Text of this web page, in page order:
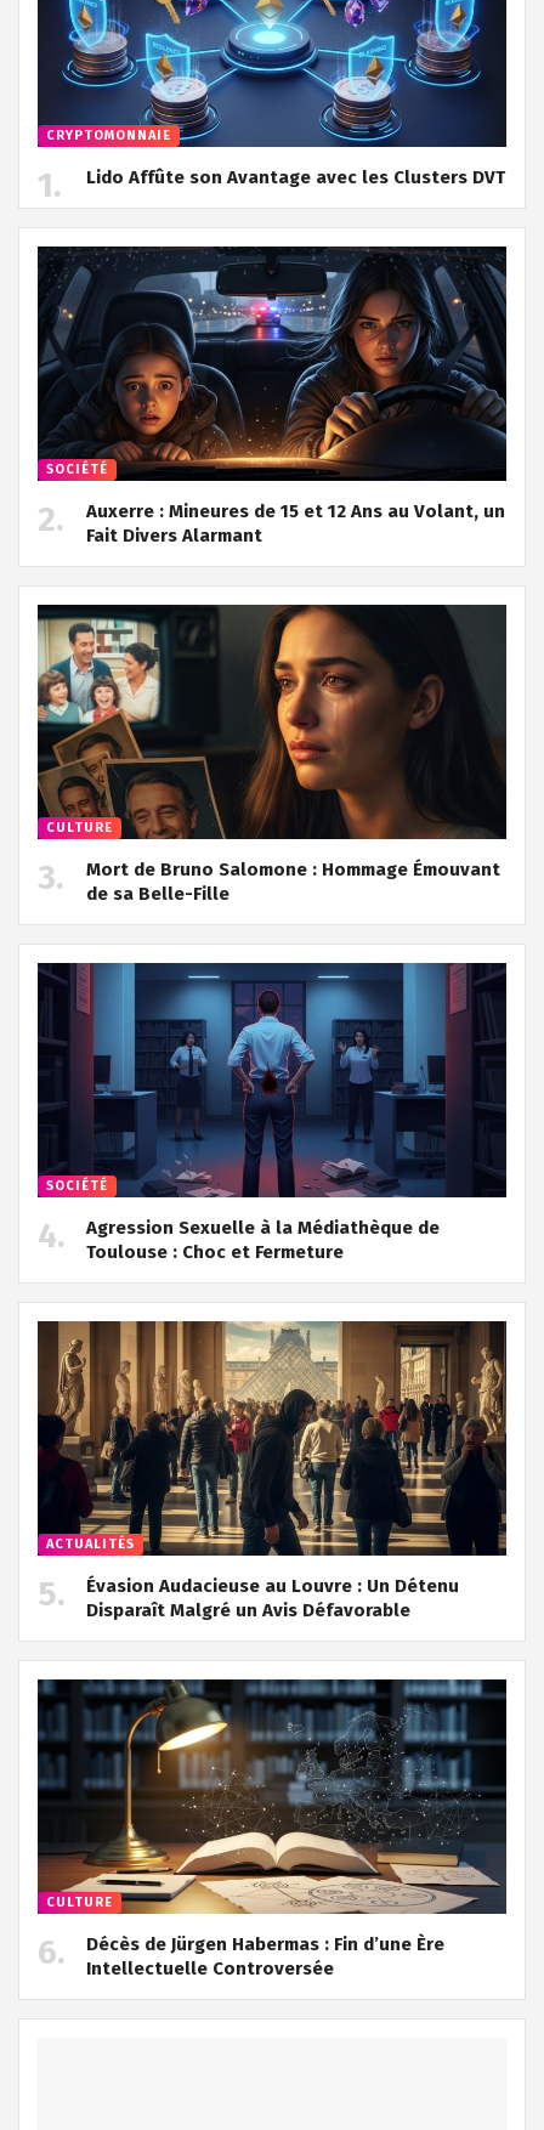
CRYPTOMONNAIE
Lido Affûte son Avantage avec les Clusters DVT
SOCIÉTÉ
Auxerre : Mineures de 15 et 12 Ans au Volant, un
Fait Divers Alarmant
CULTURE
Mort de Bruno Salomone : Hommage Émouvant
de sa Belle-Fille
SOCIÉTÉ
Agression Sexuelle à la Médiathèque de
Toulouse : Choc et Fermeture
ACTUALITÉS
Évasion Audacieuse au Louvre : Un Détenu
Disparaît Malgré un Avis Défavorable
CULTURE
Décès de Jürgen Habermas : Fin d’une Ère
Intellectuelle Controversée